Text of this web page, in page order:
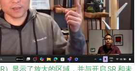
）显示了放大的区域，并与开启 SR 和未